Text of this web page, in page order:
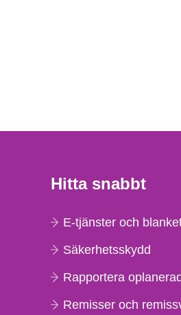
Hitta snabbt
E-tjänster och
Säkerhetsskydd
Rapportera
Remisser och